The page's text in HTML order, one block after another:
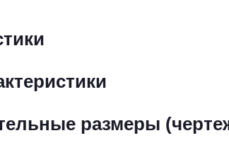
размеры